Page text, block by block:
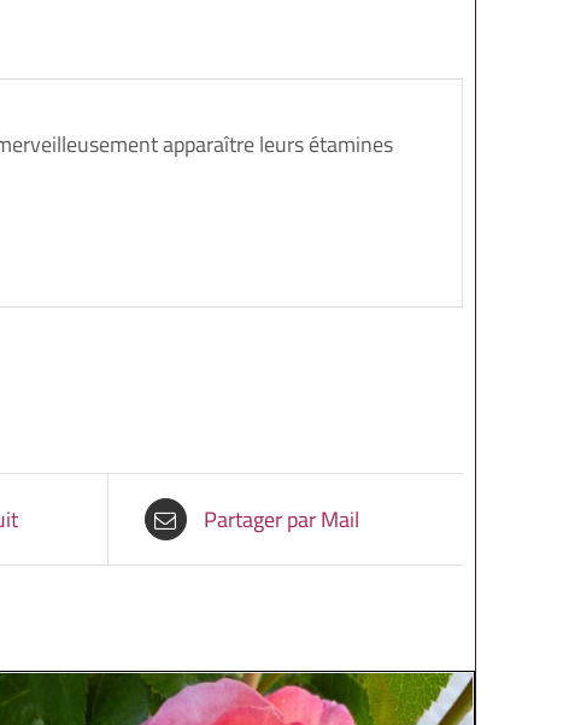
apparaître leurs étamines
Partager par Mail